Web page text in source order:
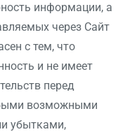
информации, а
через Сайт
с тем, что
и не имеет
перед
возможными
убытками,